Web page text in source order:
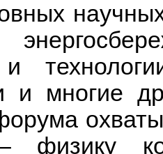
и многие
физику